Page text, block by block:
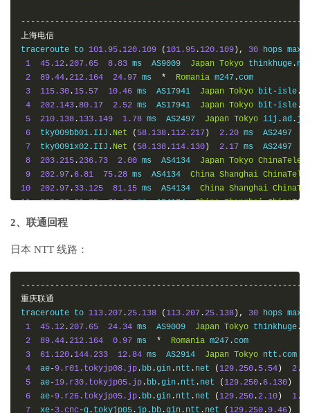
上海电信
traceroute to 101.95 . 120.109 ( 101.95 . 120.109 ), 30 hops max
1
45.12 .207.65 8.83 ms  AS9009 Japan Tokyo thinkhuge .
2
89.44 .212.164 24.97 ms * Romania m247 .com
3
115.30 . 15.57 10.46 ms  AS17941 Japan Tokyo bit -isle .
4
202.143 .80.17 2.52 ms  AS17941 Japan Tokyo bit -isle .
5
210.138 . 133.149 1.78 ms  AS2497 Japan Tokyo iij .ad . jp
6
  tky009bb01
. IIJ . Net ( 58.138 . 112.217 ) 2.20 ms  AS2497
7
  tky009ix02
. IIJ . Net ( 58.138 . 114.130 ) 2.17 ms  AS2497
8
203.215 .236.73 2.00 ms  AS4134 Japan Tokyo
9
202.97 . 6.81 75.28 ms  AS4134 China Shanghai
10
202.97 . 33.125 81.15 ms  AS4134 China Shanghai
11
202.97.61.85 71.30 ms  AS4134 China Shanghai
12
101.95
traceroute to 117.28.254.129 (117.28.254.129), 30 hops max
1
45.12 . 207.65 1.67 ms  AS9009 Japan Tokyo thinkhuge .
2
89.44
3
115.30 15.57 3.11 ms  AS17941 Japan Tokyo bit-isle.jp
4
202.143.80.17 1.24 ms  AS17941 Japan Tokyo bit-isle .
5
210.138.133.149 2.14 ms  AS2497 Japan Tokyo
6
  tky009bb00
.IIJ Net (58.138 .112.213 ) 12.22 ms  AS2497
7
  tky008bb00
.IIJ .Net ( 58.138. 80.193) 3.55 ms  AS2497
8
  tky008ix11
.IIJ. Net ( 58.138.104.2 ) 2.19 ms  AS2497
9
210.130. 133.10 2.54 ms  AS2497 Japan Tokyo iij. ad
10
219.158.102.201 36.07 ms  AS4837 China Shanghai
2、联通回程
日本 NTT 线路：
重庆联通
traceroute to 113.207 .25.138 ( 113.207 .25.138 ), 30 hops max
1
45.12 .207.65 24.34 ms  AS9009 Japan Tokyo thinkhuge .
2
89.44 .212.164 0.97 ms * Romania m247 .com
3
61.120 . 144.233 12.84 ms  AS2914 Japan Tokyo ntt .com
4
  ae
-9.r01.tokyjp08.jp . bb .gin . ntt . net ( 129.250 . 5.54 )
5
  ae
-19.r30.tokyjp05.jp . bb .gin . ntt . net ( 129.250 . 6.130 )
6
  ae
-9.r26.tokyjp05.jp . bb .gin . ntt . net ( 129.250 .2.10 )
7
  xe
-3.cnc-g . tokyjp05 . jp . bb .gin . ntt . net ( 129.250 .9.46 )